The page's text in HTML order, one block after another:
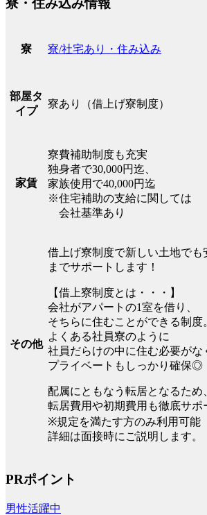
寮・住み込み情報
寮 寮/社宅あり・住み込み
部屋タ
イプ
寮あり（借上げ寮制度）
家賃
寮費補助制度も充実
独身者で30,000円迄、
家族使用で40,000円迄
※住宅補助の支給に関しては
会社基準あり
その他
借上げ寮制度で新しい土地でも
までサポートします！
【借上寮制度とは・・・】
会社がアパートの1室を借り、
そちらに住むことができる制度
よくある社員寮のように
社員だらけの中に住む必要がな
プライベートもしっかり確保◎
配属にともなう転居となるため
転居費用や初期費用も徹底サポ
※規定を満たす方のみ利用可能
詳細は面接時にご説明します。
PRポイント
男性活躍中